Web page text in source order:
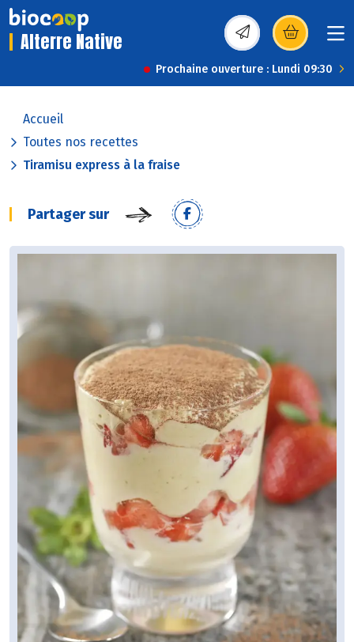
Alterre Native (s’ouvre dans une
Prochaine ouverture : Lundi 09:30
Accueil
Toutes nos recettes
Tiramisu express à la fraise
Partager sur